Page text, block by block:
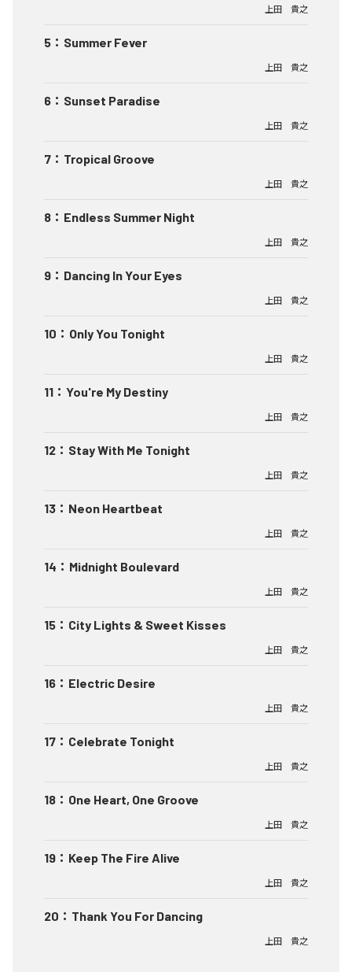
上田 貴之
5 ： Summer Fever
上田 貴之
6 ： Sunset Paradise
上田 貴之
7 ： Tropical Groove
上田 貴之
8 ： Endless Summer Night
上田 貴之
9 ： Dancing In Your Eyes
上田 貴之
10 ： Only You Tonight
上田 貴之
11 ： You're My Destiny
上田 貴之
12 ： Stay With Me Tonight
上田 貴之
13 ： Neon Heartbeat
上田 貴之
14 ： Midnight Boulevard
上田 貴之
15 ： City Lights & Sweet Kisses
上田 貴之
16 ： Electric Desire
上田 貴之
17 ： Celebrate Tonight
上田 貴之
18 ： One Heart, One Groove
上田 貴之
19 ： Keep The Fire Alive
上田 貴之
20 ： Thank You For Dancing
上田 貴之